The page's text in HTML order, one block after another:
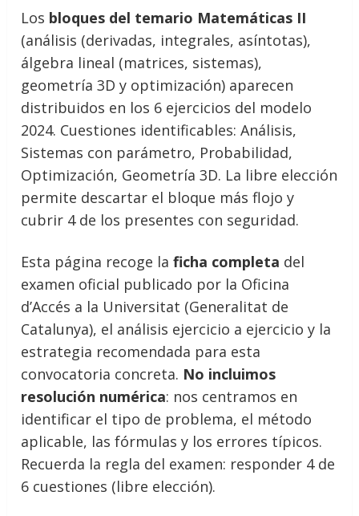
Los bloques del temario Matemáticas II
(análisis (derivadas, integrales, asíntotas),
álgebra lineal (matrices, sistemas),
geometría 3D y optimización) aparecen
distribuidos en los 6 ejercicios del modelo
2024. Cuestiones identificables: Análisis,
Sistemas con parámetro, Probabilidad,
Optimización, Geometría 3D. La libre elección
permite descartar el bloque más flojo y
cubrir 4 de los presentes con seguridad.
Esta página recoge laficha completa del
examen oficial publicado por la Oficina
d’Accés a la Universitat (Generalitat de
Catalunya), el análisis ejercicio a ejercicio y la
estrategia recomendada para esta
convocatoria concreta. No incluimos
resolución numérica: nos centramos en
identificar el tipo de problema, el método
aplicable, las fórmulas y los errores típicos.
Recuerda la regla del examen: responder 4 de
6 cuestiones (libre elección).